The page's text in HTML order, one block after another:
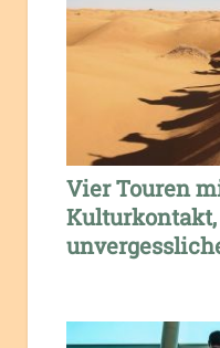
Vier Touren